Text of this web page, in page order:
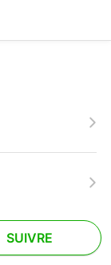
SUIVRE